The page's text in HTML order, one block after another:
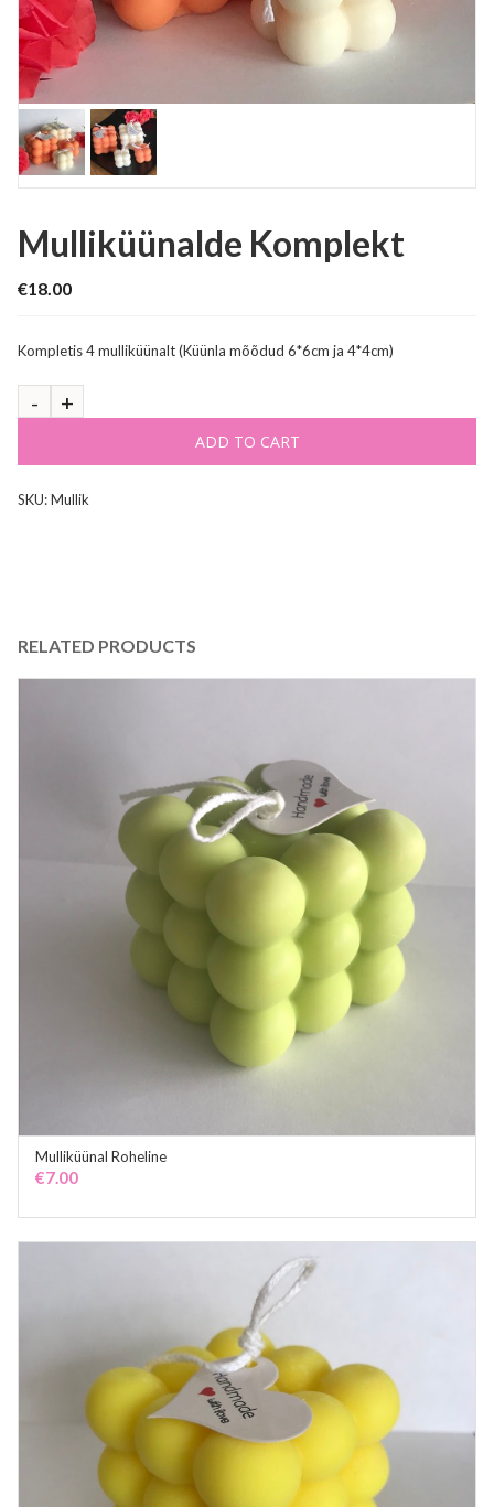
Mulliküünalde Komplekt
€18.00
Kompletis 4 mulliküünalt (Küünla mõõdud 6*6cm ja 4*4cm)
ADD TO CART
SKU:Mullik
RELATED PRODUCTS
Mulliküünal Roheline
€7.00